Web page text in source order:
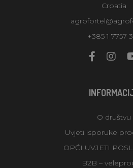
Croatia
+385 1 7757
O društvu
Uvjeti isporuke
OPĆI UVJETI
B2B –